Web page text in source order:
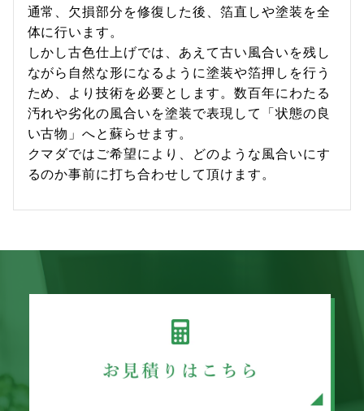
通常、欠損部分を修復した後、箔直しや塗装を全
体に行います。
しかし古色仕上げでは、あえて古い風合いを残し
ながら自然な形になるように塗装や箔押しを行う
ため、より技術を必要とします。数百年にわたる
汚れや劣化の風合いを塗装で表現して「状態の良
い古物」へと蘇らせます。
クマダではご希望により、どのような風合いにす
るのか事前に打ち合わせして頂けます。